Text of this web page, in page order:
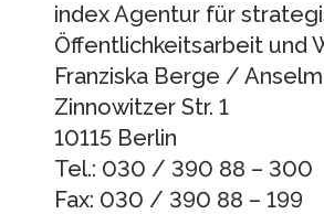
index Agentur für
Öffentlichkeitsarbeit und
Franziska Berge /
Zinnowitzer Str. 1
10115 Berlin
Tel.: 030 / 390 88 – 300
Fax: 030 / 390 88 – 199